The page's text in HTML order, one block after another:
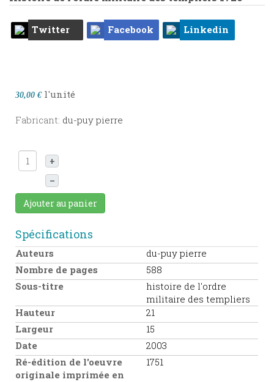
Twitter Facebook Linkedin
30,00 € l'unité
Fabricant: du-puy pierre
+
–
Ajouter au panier
Spécifications
Auteurs
du-puy pierre
Nombre de pages
588
Sous-titre
histoire de l'ordre
militaire des templiers
Hauteur
21
Largeur
15
Date
2003
Ré-édition de l'oeuvre
originale imprimée en
1751